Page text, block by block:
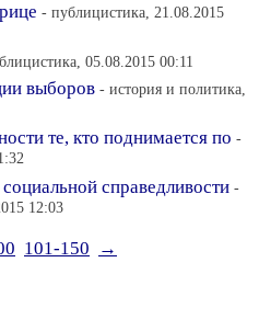
- публицистика, 21.08.2015
05.08.2015 00:11
выборов - история и политика,
те, кто поднимается по -
справедливости -
12:03
101-150 →